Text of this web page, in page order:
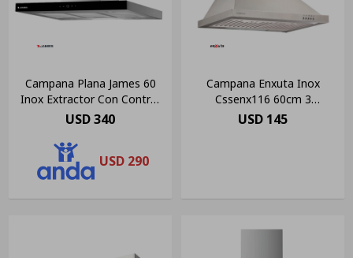
Campana Plana James 60
Inox Extractor Con Control
Touch
USD340
USD 290
Campana Enxuta Inox
Cssenx116 60cm 3
Velocidades
USD 145